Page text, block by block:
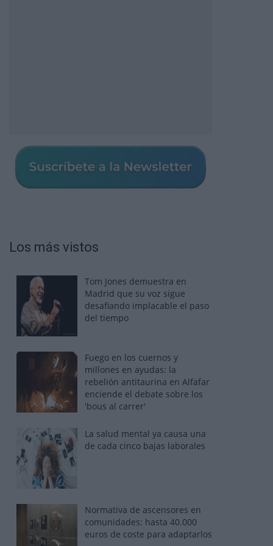
Los más vistos
Tom Jones demuestra en
Madrid que su voz sigue
desafiando implacable el paso
del tiempo
Fuego en los cuernos y
millones en ayudas: la
rebelión antitaurina en Alfafar
enciende el debate sobre los
'bous al carrer'
La salud mental ya causa una
de cada cinco bajas laborales
Normativa de ascensores en
comunidades: hasta 40.000
euros de coste para adaptarlos